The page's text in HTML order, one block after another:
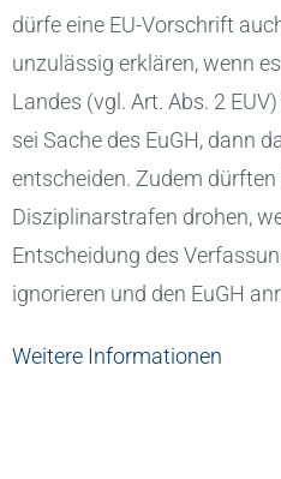
dürfe eine EU-Vorschrift
unzulässig erklären, wenn
Landes (vgl. Art. Abs. 2
sei Sache des EuGH, dann
entscheiden. Zudem dürften
Disziplinarstrafen drohen,
Entscheidung des
ignorieren und den EuGH
Weitere Informationen